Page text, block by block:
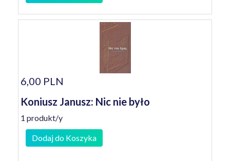
6,00 PLN
Koniusz Janusz: Nic nie było
1 produkt/y
Dodaj do Koszyka